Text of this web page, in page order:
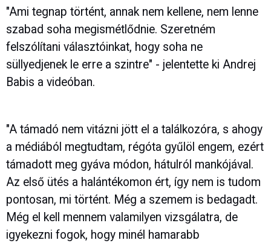
"Ami tegnap történt, annak nem kellene, nem lenne
szabad soha megismétlődnie. Szeretném
felszólítani választóinkat, hogy soha ne
süllyedjenek le erre a szintre" - jelentette ki Andrej
Babis a videóban.
"A támadó nem vitázni jött el a találkozóra, s ahogy
a médiából megtudtam, régóta gyűlöl engem, ezért
támadott meg gyáva módon, hátulról mankójával.
Az első ütés a halántékomon ért, így nem is tudom
pontosan, mi történt. Még a szemem is bedagadt.
Még el kell mennem valamilyen vizsgálatra, de
igyekezni fogok, hogy minél hamarabb